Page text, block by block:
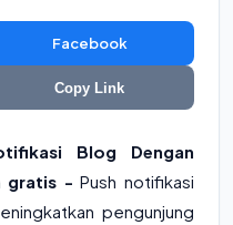
Facebook
Copy Link
Blog Dengan
gratis -Push notifikasi
pengunjung